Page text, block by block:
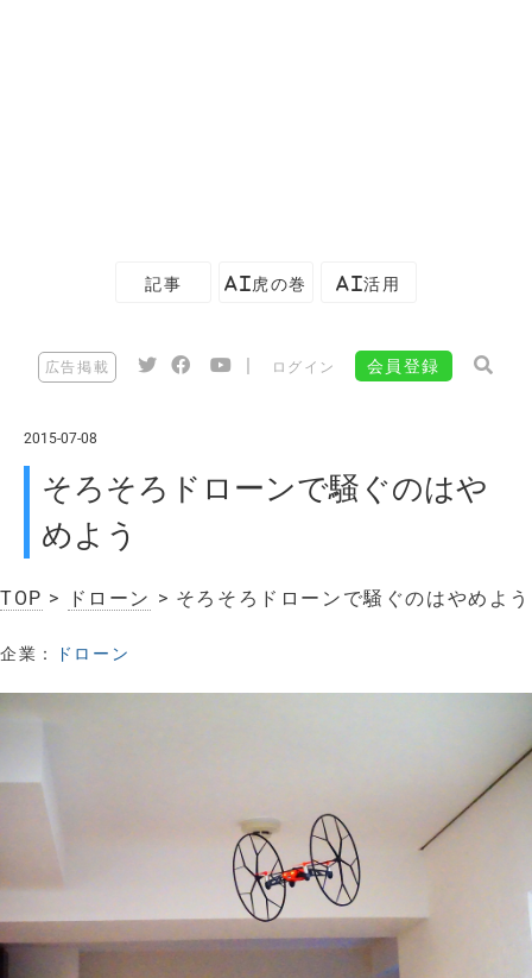
記事 AI虎の巻 AI活用
広告掲載 ログイン 会員登録
2015-07-08
そろそろドローンで騒ぐのはや
めよう
TOP > ドローン > そろそろドローンで騒ぐのはやめよう
企業： ドローン